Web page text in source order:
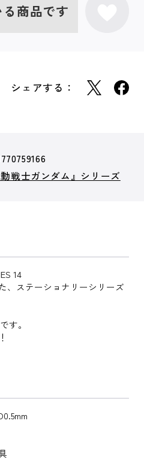
商品です
シェアする：
動戦士ガンダム』シリーズ
14
、ステーショナリーシリーズ
す。